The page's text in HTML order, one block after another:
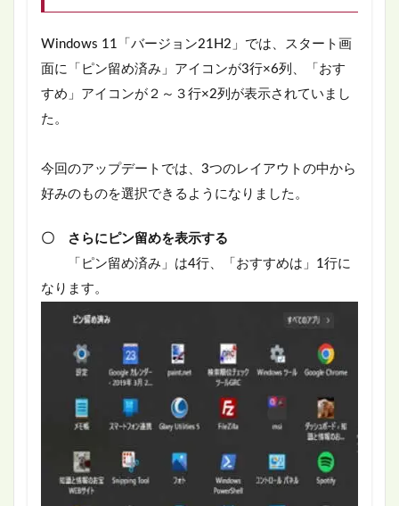
Windows 11「バージョン21H2」では、スタート画
面に「ピン留め済み」アイコンが3行×6列、「おす
すめ」アイコンが２～３行×2列が表示されていまし
た。
今回のアップデートでは、3つのレイアウトの中から
好みのものを選択できるようになりました。
〇 さらにピン留めを表示する
「ピン留め済み」は4行、「おすすめは」1行に
なります。